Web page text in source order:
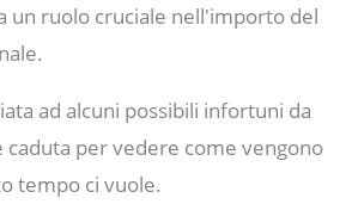
un ruolo cruciale nell'importo del
ad alcuni possibili infortuni da
caduta per vedere come vengono
tempo ci vuole.